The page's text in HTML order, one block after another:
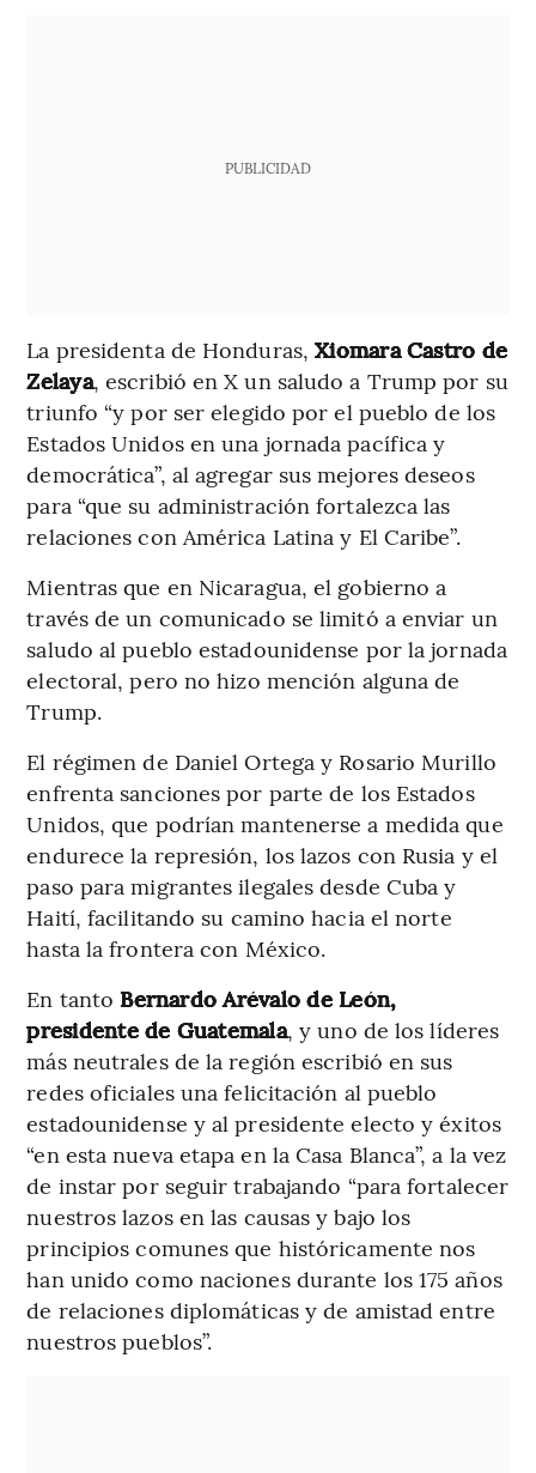
PUBLICIDAD
La presidenta de Honduras,Xiomara Castro de
Zelaya, escribió en X un saludo a Trump por su
triunfo “y por ser elegido por el pueblo de los
Estados Unidos en una jornada pacífica y
democrática”, al agregar sus mejores deseos
para “que su administración fortalezca las
relaciones con América Latina y El Caribe”.
Mientras que en Nicaragua, el gobierno a
través de un comunicado se limitó a enviar un
saludo al pueblo estadounidense por la jornada
electoral, pero no hizo mención alguna de
Trump.
El régimen de Daniel Ortega y Rosario Murillo
enfrenta sanciones por parte de los Estados
Unidos, que podrían mantenerse a medida que
endurece la represión, los lazos con Rusia y el
paso para migrantes ilegales desde Cuba y
Haití, facilitando su camino hacia el norte
hasta la frontera con México.
En tanto Bernardo Arévalo de León,
presidente de Guatemala, y uno de los líderes
más neutrales de la región escribió en sus
redes oficiales una felicitación al pueblo
estadounidense y al presidente electo y éxitos
“en esta nueva etapa en la Casa Blanca”, a la vez
de instar por seguir trabajando “para fortalecer
nuestros lazos en las causas y bajo los
principios comunes que históricamente nos
han unido como naciones durante los 175 años
de relaciones diplomáticas y de amistad entre
nuestros pueblos”.